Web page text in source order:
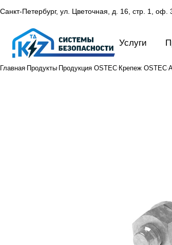
Санкт-Петербург, ул. Цветочная, д. 16, стр. 1, оф.
Услуги
Главная Продукты Продукция OSTEC Крепеж OSTEC